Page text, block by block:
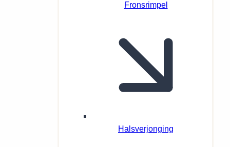
Fronsrimpel
Halsverjonging